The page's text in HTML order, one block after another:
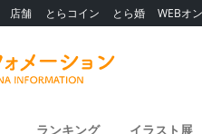
店舗 とらコイン とら婚 WEBオ
ランキング イラスト展